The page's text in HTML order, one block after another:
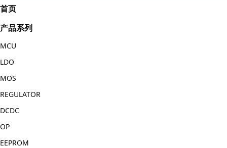
首页
产品系列
MCU
LDO
MOS
REGULATOR
DCDC
OP
EEPROM